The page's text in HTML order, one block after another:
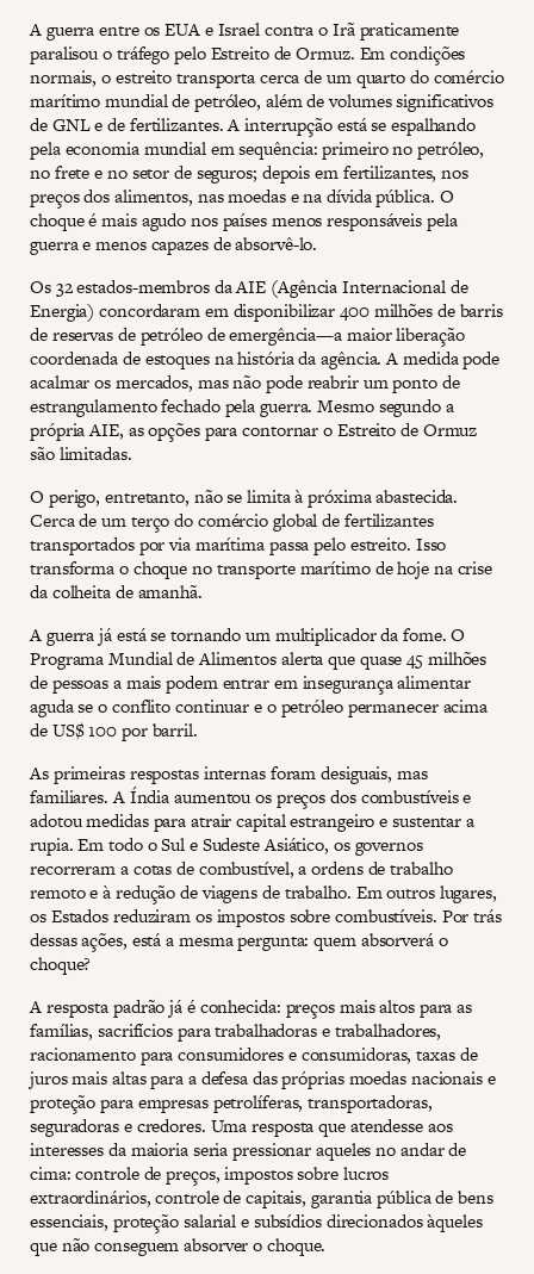
A guerra entre os EUA e Israel contra o Irã praticamente
paralisou o tráfego pelo Estreito de Ormuz. Em condições
normais, o estreito transporta cerca de um quarto do comércio
marítimo mundial de petróleo, além de volumes significativos
de GNL e de fertilizantes. A interrupção está se espalhando
pela economia mundial em sequência: primeiro no petróleo,
no frete e no setor de seguros; depois em fertilizantes, nos
preços dos alimentos, nas moedas e na dívida pública. O
choque é mais agudo nos países menos responsáveis pela
guerra e menos capazes de absorvê-lo.
Os 32 estados-membros da AIE (Agência Internacional de
Energia) concordaram em disponibilizar 400 milhões de barris
de reservas de petróleo de emergência—a maior liberação
coordenada de estoques na história da agência. A medida pode
acalmar os mercados, mas não pode reabrir um ponto de
estrangulamento fechado pela guerra. Mesmo segundo a
própria AIE, as opções para contornar o Estreito de Ormuz
são limitadas.
O perigo, entretanto, não se limita à próxima abastecida.
Cerca de um terço do comércio global de fertilizantes
transportados por via marítima passa pelo estreito. Isso
transforma o choque no transporte marítimo de hoje na crise
da colheita de amanhã.
A guerra já está se tornando um multiplicador da fome. O
Programa Mundial de Alimentos alerta que quase 45 milhões
de pessoas a mais podem entrar em insegurança alimentar
aguda se o conflito continuar e o petróleo permanecer acima
de US$ 100 por barril.
As primeiras respostas internas foram desiguais, mas
familiares. A Índia aumentou os preços dos combustíveis e
adotou medidas para atrair capital estrangeiro e sustentar a
rupia. Em todo o Sul e Sudeste Asiático, os governos
recorreram a cotas de combustível, a ordens de trabalho
remoto e à redução de viagens de trabalho. Em outros lugares,
os Estados reduziram os impostos sobre combustíveis. Por trás
dessas ações, está a mesma pergunta: quem absorverá o
choque?
A resposta padrão já é conhecida: preços mais altos para as
famílias, sacrifícios para trabalhadoras e trabalhadores,
racionamento para consumidores e consumidoras, taxas de
juros mais altas para a defesa das próprias moedas nacionais e
proteção para empresas petrolíferas, transportadoras,
seguradoras e credores. Uma resposta que atendesse aos
interesses da maioria seria pressionar aqueles no andar de
cima: controle de preços, impostos sobre lucros
extraordinários, controle de capitais, garantia pública de bens
essenciais, proteção salarial e subsídios direcionados àqueles
que não conseguem absorver o choque.